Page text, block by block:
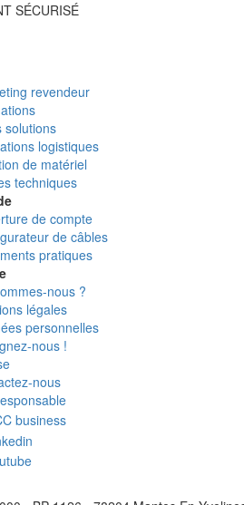
revendeur
solutions
logistiques
de matériel
techniques
de compte
de câbles
pratiques
nous ?
légales
personnelles
nous !
nous